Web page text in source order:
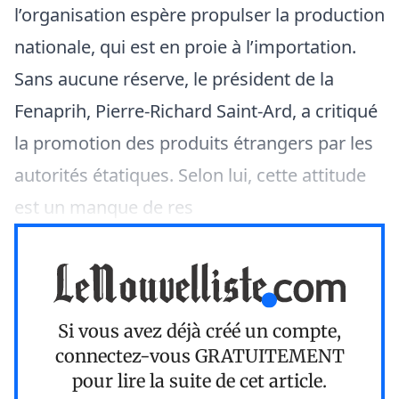
l’organisation espère propulser la production
nationale, qui est en proie à l’importation.
Sans aucune réserve, le président de la
Fenaprih, Pierre-Richard Saint-Ard, a critiqué
la promotion des produits étrangers par les
autorités étatiques. Selon lui, cette attitude
est un manque de res
Si vous avez déjà créé un compte,
connectez-vous GRATUITEMENT
pour lire la suite de cet article.